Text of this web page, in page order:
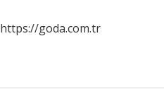
https://goda.com.tr